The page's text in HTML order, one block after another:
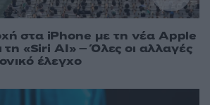
στα iPhone με τη νέα Apple
«Siri AI» – Όλες οι αλλαγές
έλεγχο